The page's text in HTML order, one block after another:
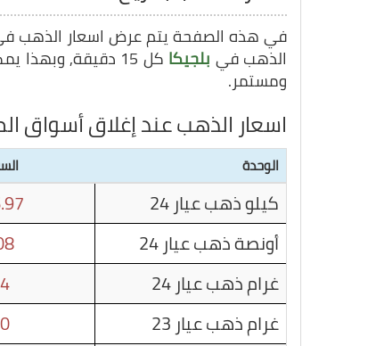
في هذه الصفحة يتم عرض اسعار الذهب
الذهب في بلجيكا كل 15 دقيقة, وبهذا يمكنك متابعة سعر غرام الذهب في
ومستمر.
اسعار الذهب عند إغلاق أسواق
الوحدة
كيلو ذهب عيار 24
أونصة ذهب عيار 24
غرام ذهب عيار 24
غرام ذهب عيار 23